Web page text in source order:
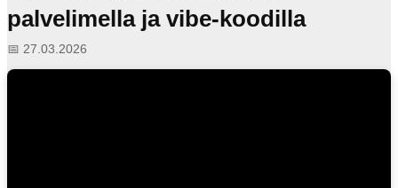
palvelimella ja vibe-koodilla
📅 27.03.2026